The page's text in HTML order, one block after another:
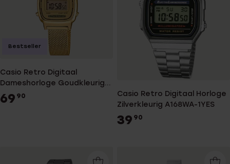
Casio Retro Digitaal
Dameshorloge Goudkleurig
LA670WEMY-9EF
69 90
Bestseller
Casio Retro Digitaal Horloge
Zilverkleurig A168WA-1YES
39 90